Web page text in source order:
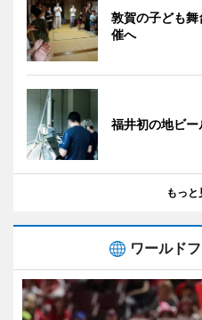
敦賀の子ども
催へ
福井初の地ビ
もっと
ワールド